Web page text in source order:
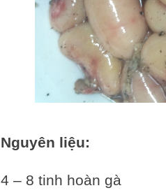
Nguyên liệu:
4 – 8 tinh hoàn gà